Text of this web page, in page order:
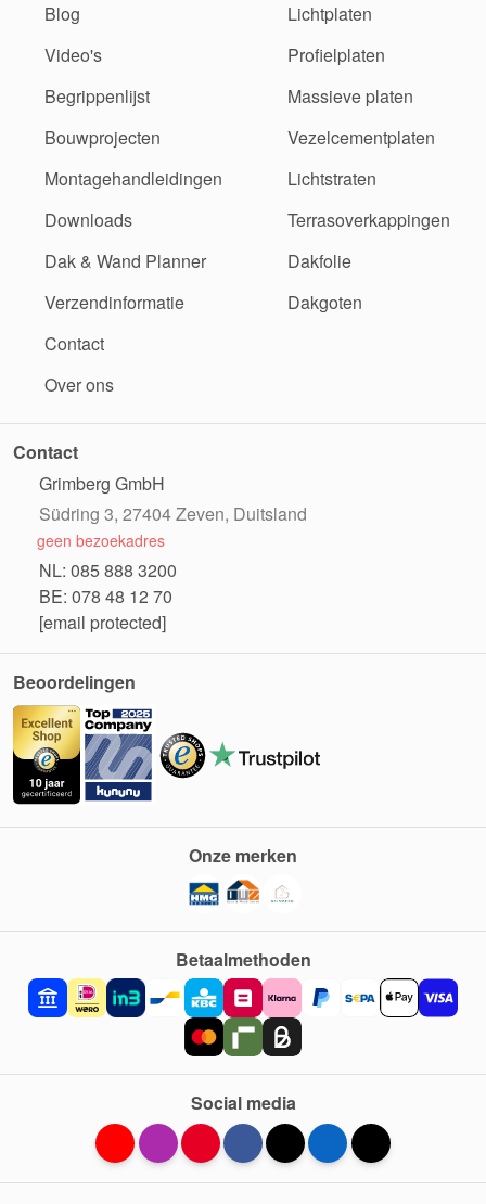
Blog
Video's
Begrippenlijst
Bouwprojecten
Montagehandleidingen
Downloads
Dak & Wand Planner
Verzendinformatie
Contact
Over ons
Lichtplaten
Profielplaten
Massieve platen
Vezelcementplaten
Lichtstraten
Terrasoverkappingen
Dakfolie
Dakgoten
Contact
Grimberg GmbH
Südring 3, 27404 Zeven, Duitsland
geen bezoekadres
NL: 085 888 3200
BE: 078 48 12 70
[email protected]
Beoordelingen
Betaalmethoden
Onze merken
Social media